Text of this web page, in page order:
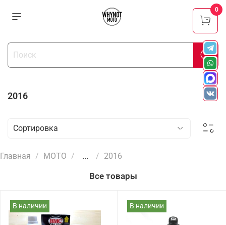
2016
Главная МОТО ... 2016
Все товары
В наличии В наличии
0